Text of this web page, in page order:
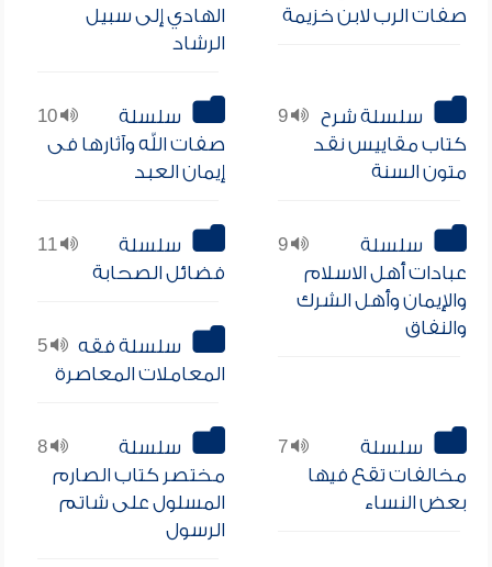
صفات الرب لابن خزيمة
الهادي إلى سبيل
الرشاد
9
سلسلة شرح
كتاب مقاييس نقد
متون السنة
10
سلسلة
صفات الله وآثارها فى
إيمان العبد
9
سلسلة
عبادات أهل الاسلام
والإيمان وأهل الشرك
والنفاق
11
سلسلة
فضائل الصحابة
5
سلسلة فقه
المعاملات المعاصرة
7
سلسلة
مخالفات تقع فيها
بعض النساء
8
سلسلة
مختصر كتاب الصارم
المسلول على شاتم
الرسول